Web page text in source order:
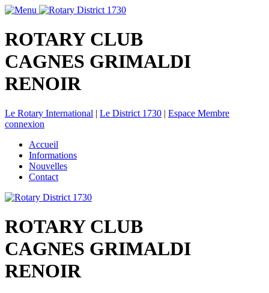
ROTARY CLUB
CAGNES GRIMALDI
RENOIR
Le Rotary International | Le District 1730 | Espace Membre
connexion
Accueil
Informations
Nouvelles
Contact
ROTARY CLUB
CAGNES GRIMALDI
RENOIR